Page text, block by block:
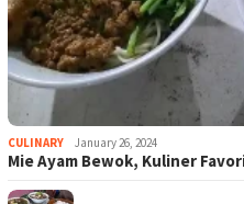
CULINARY January 26, 2024
Mie Ayam Bewok, Kuliner